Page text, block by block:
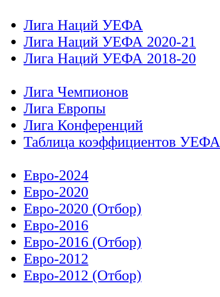
Лига Наций УЕФА
Лига Наций УЕФА 2020-21
Лига Наций УЕФА 2018-20
Лига Чемпионов
Лига Европы
Лига Конференций
Таблица коэффициентов УЕФА
Евро-2024
Евро-2020
Евро-2020 (Отбор)
Евро-2016
Евро-2016 (Отбор)
Евро-2012
Евро-2012 (Отбор)